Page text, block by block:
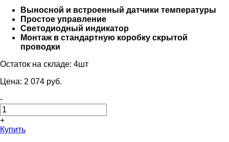
Выносной и встроенный датчики температуры
Простое управление
Светодиодный индикатор
Монтаж в стандартную коробку скрытой
проводки
Остаток на складе: 4шт
Цена: 2 074 pуб.
-
+
Купить